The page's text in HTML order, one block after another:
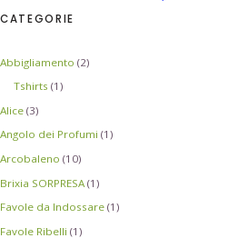
CATEGORIE
Abbigliamento (2)
Tshirts (1)
Alice (3)
Angolo dei Profumi (1)
Arcobaleno (10)
Brixia SORPRESA (1)
Favole da Indossare (1)
Favole Ribelli (1)